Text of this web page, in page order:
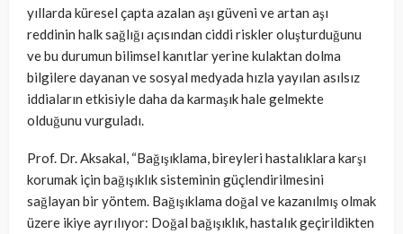
yıllarda küresel çapta azalan aşı güveni ve artan aşı
reddinin halk sağlığı açısından ciddi riskler oluşturduğunu
ve bu durumun bilimsel kanıtlar yerine kulaktan dolma
bilgilere dayanan ve sosyal medyada hızla yayılan asılsız
iddiaların etkisiyle daha da karmaşık hale gelmekte
olduğunu vurguladı.
Prof. Dr. Aksakal, “Bağışıklama, bireyleri hastalıklara karşı
korumak için bağışıklık sisteminin güçlendirilmesini
sağlayan bir yöntem. Bağışıklama doğal ve kazanılmış olmak
üzere ikiye ayrılıyor: Doğal bağışıklık, hastalık geçirildikten